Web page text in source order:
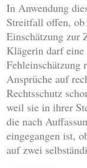
In Anwendung
Streitfall offen,
Einschätzung zur
Klägerin darf eine
Fehleinschätzung
Ansprüche auf
Rechtsschutz
weil sie in ihrer
die nach
eingegangen ist,
auf zwei